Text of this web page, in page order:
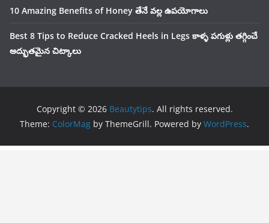
10 Amazing Benefits of Honey తేనే వల్ల ఉపయోగాలు
Best 8 Tips to Reduce Cracked Heels in Legs కాళ్ళ పగుళ్లు తగ్గించే
అద్భుతమైన చిట్కాలు
Copyright © 2026 Beautytips. All rights reserved.
Theme: ColorMag by ThemeGrill. Powered by WordPress.